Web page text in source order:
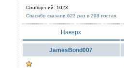
Сообщений: 1023
Спасибо сказали 623 раз в 293 постах
Наверх
JamesBond007